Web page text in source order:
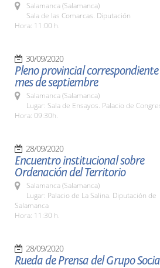
Salamanca (Salamanca)
Sala de las Comarcas. Diputación
Hora: 11:00 h.
30/09/2020
Pleno provincial
mes de septiembre
Salamanca (Salamanca)
Lugar: Sala de Ensayos. Palacio de
Hora: 09:30h.
28/09/2020
Encuentro institucional sobre
Ordenación del Territorio
Salamanca (Salamanca)
Lugar: Palacio de La Salina. Diputación de
Salamanca
Hora: 11:30 h.
28/09/2020
Rueda de Prensa del Grupo